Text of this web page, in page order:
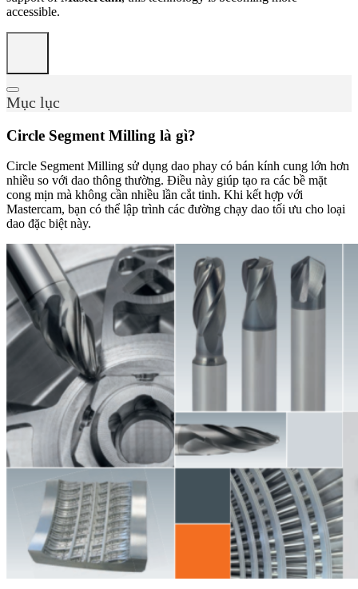
accessible.
Mục lục
Circle Segment Milling là gì?
Circle Segment Milling sử dụng dao phay có bán kính cung lớn hơn
nhiều so với dao thông thường. Điều này giúp tạo ra các bề mặt
cong mịn mà không cần nhiều lần cắt tinh. Khi kết hợp với
Mastercam, bạn có thể lập trình các đường chạy dao tối ưu cho loại
dao đặc biệt này.